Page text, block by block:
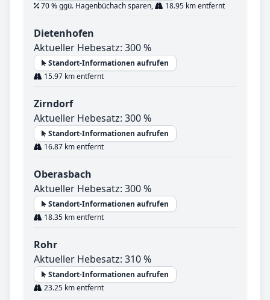
70 % ggü. Hagenbüchach sparen,
18.95 km entfernt
Dietenhofen
Aktueller Hebesatz: 300 %
Standort-Informationen aufrufen
15.97 km entfernt
Zirndorf
Aktueller Hebesatz: 300 %
Standort-Informationen aufrufen
16.87 km entfernt
Oberasbach
Aktueller Hebesatz: 300 %
Standort-Informationen aufrufen
18.35 km entfernt
Rohr
Aktueller Hebesatz: 310 %
Standort-Informationen aufrufen
23.25 km entfernt